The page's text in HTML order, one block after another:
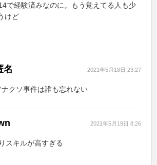
で経験済みなのに。もう覚えてる人も少
けど
名 2021年5月18日 23:27
ナクソ事件は誰も忘れない
2021年5月19日 8:26
スキルが高すぎる